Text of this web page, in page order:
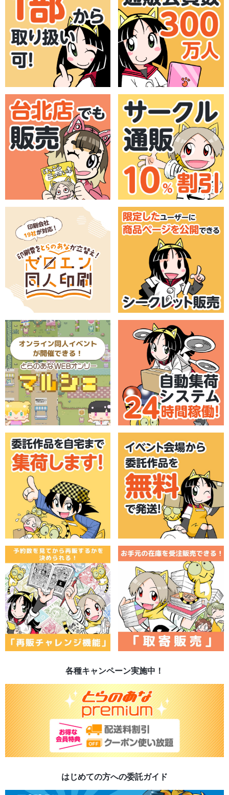
各種キャンペーン実施中！
はじめての方への委託ガイド